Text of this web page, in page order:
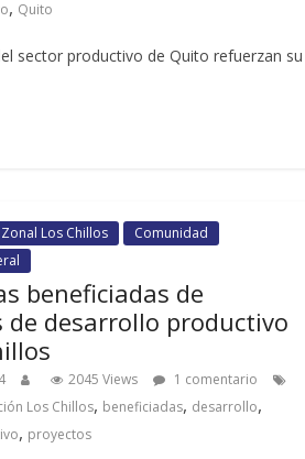
, Quito
sector productivo de Quito refuerzan su
Los Chillos
Comunidad
beneficiadas de
de desarrollo productivo
2045 Views
1 comentario
Los Chillos, beneficiadas, desarrollo,
, proyectos